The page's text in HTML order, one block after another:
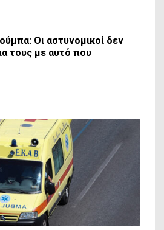
Οι αστυνομικοί δεν
τους με αυτό που